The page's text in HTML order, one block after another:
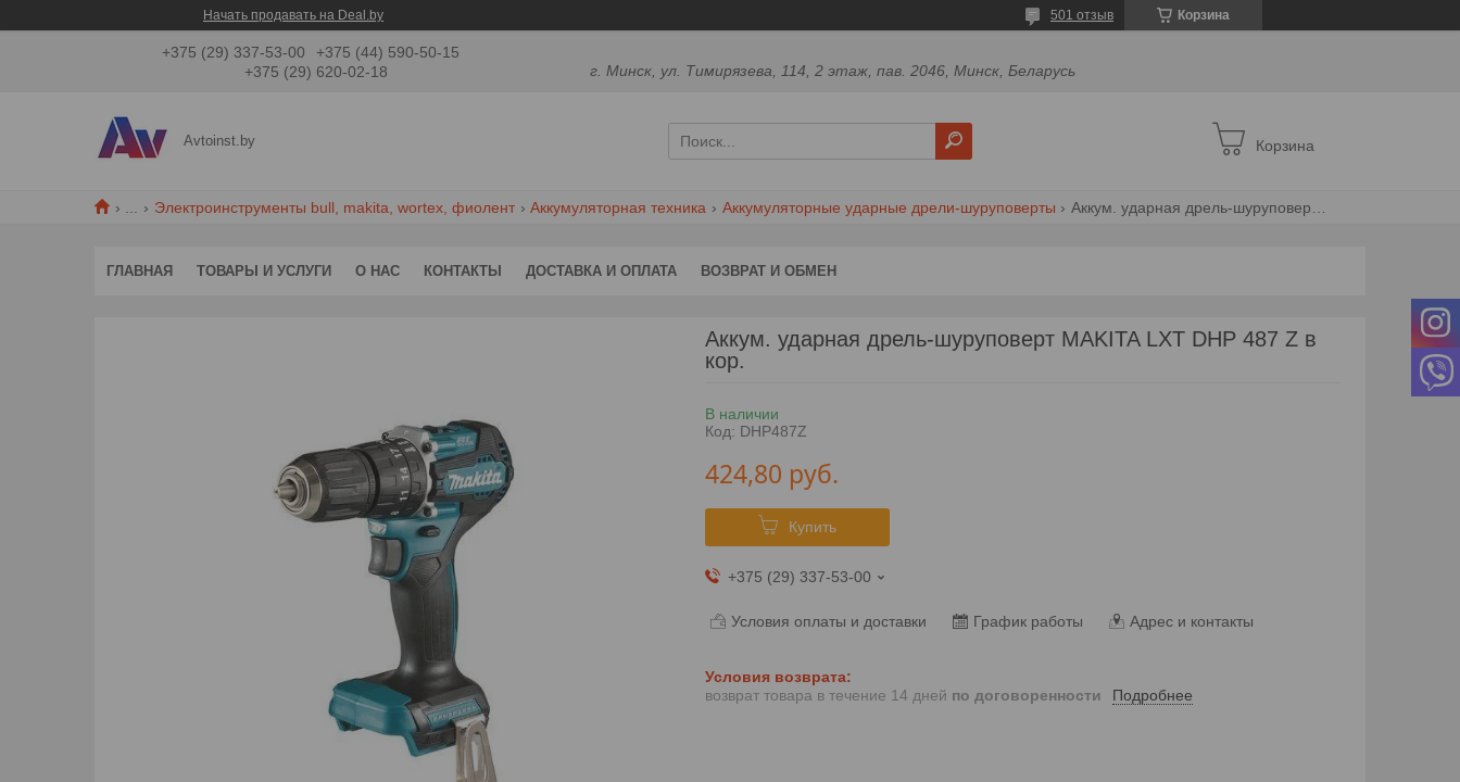
Начать продавать на Deal.by Корзина
501 отзыв
+375 (29) 337-53-00
+375 (44) 590-50-15
+375 (29) 620-02-18
г. Минск, ул. Тимирязева, 114, 2 этаж, пав. 2046, Минск, Беларусь
Avtoinst.by Корзина
Электроинструменты bull, makita, wortex, фиолент Аккумуляторная техника Аккумуляторные ударные дрели-шуруповерты
ГЛАВНАЯ ТОВАРЫ И УСЛУГИ О НАС КОНТАКТЫ ДОСТАВКА И ОПЛАТА ВОЗВРАТ И ОБМЕН
Аккум. ударная дрель-шуруповерт MAKITA LXT DHP 487 Z в
кор.
В наличии
Код: DHP487Z
424,80 руб.
Купить
+375 (29) 337-53-00
Условия оплаты и доставки График работы Адрес и контакты
возврат товара в течение 14 дней по договоренности Подробнее